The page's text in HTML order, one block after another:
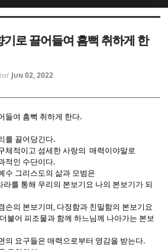
로 끌어들여 흠뻑 취하게 한
Jun 02, 2022
들여 흠뻑 취하게 한다.
를 끌어당긴다.
체적이고 섬세한 사랑의 매력이야말로
적인 수단이다.
수 그리스도의 삶과 모범은
를 통해 우리의 본보기요 나의 본보기가 되
손의 본보기며 , 다정함과 친밀함의 본보기요
불어 피조물과 함께 하느님께 나아가는 본보
의 요구들은 매력으로부터 영감을 받는다.
스케치북5
스케치북5
스케치북5
스케치북5